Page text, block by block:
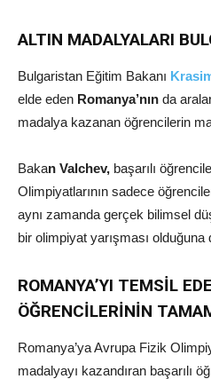
ALTIN MADALYALARI
Bulgaristan Eğitim Bakanı
elde eden Romanya’nın da
madalya kazanan öğrencilerin
Bakan Valchev, başarılı
Olimpiyatlarının sadece
aynı zamanda gerçek bilimsel
bir olimpiyat yarışması olduğuna
ROMANYA’YI TEMSİL
ÖĞRENCİLERİNİN
Romanya’ya Avrupa Fizik
madalyayı kazandıran başarılı